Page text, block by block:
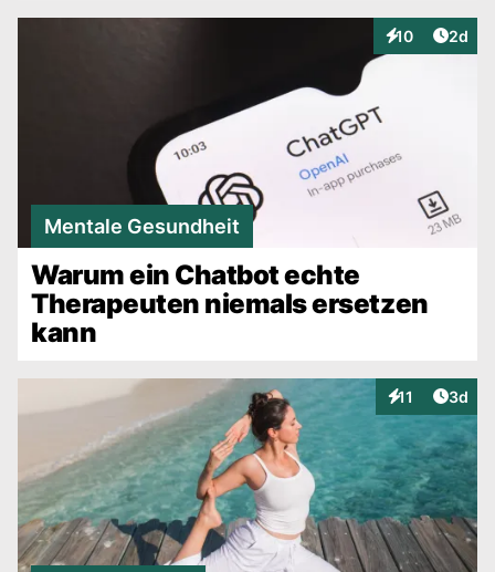
10
Interaktionen
2d
Mentale Gesundheit
Warum ein Chatbot echte
Therapeuten niemals ersetzen
kann
11
Interaktionen
3d